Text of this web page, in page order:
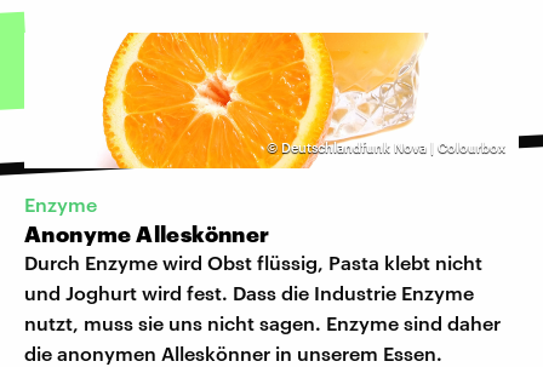
© Deutschlandfunk Nova | Colourbox
Enzyme
Anonyme Alleskönner
Durch Enzyme wird Obst flüssig, Pasta klebt nicht
und Joghurt wird fest. Dass die Industrie Enzyme
nutzt, muss sie uns nicht sagen. Enzyme sind daher
die anonymen Alleskönner in unserem Essen.